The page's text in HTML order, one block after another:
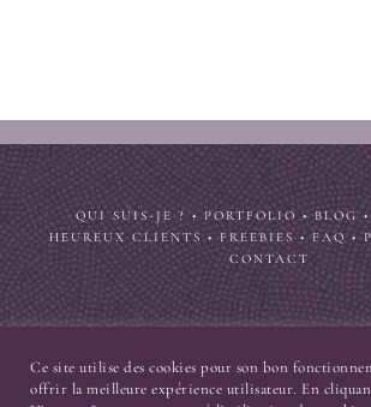
QUI SUIS-JE ? • PORTFOLIO •BLOG
HEUREUX CLIENTS • FREEBIES•FAQ •
CONTACT
© 2004-2026 Nekosign [ Priscilla Cuvelier ] .
Ce site utilise des cookies pour son bon
offrir la meilleure expérience utilisateur. En